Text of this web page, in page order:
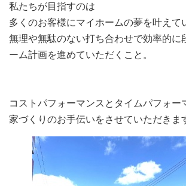
私たちが目指すのは
多くのお客様にマイホームの夢を叶え
無理や無駄のない打ち合わせで効率的に
ーム計画を進めていただくこと。
コストパフォーマンスとタイムパフォー
家づくりのお手伝いをさせていただきま